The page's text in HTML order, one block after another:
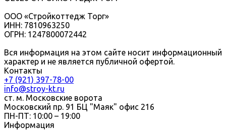
ООО «Стройкоттедж Торг»
ИНН: 7810963250
ОГРН: 1247800072442
Вся информация на этом сайте носит информационный
характер и не является публичной офертой.
Контакты
+7 (921) 397-78-00
info@stroy-kt.ru
ст. м. Московские ворота
Московский пр. 91 БЦ "Маяк" офис 216
ПН-ПТ: 10:00 – 19:00
Информация